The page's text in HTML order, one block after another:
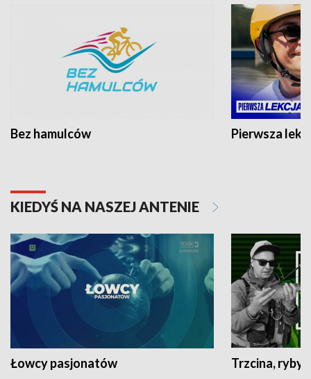
Bez hamulców Pierwsza
KIEDYŚ NA NASZEJ ANTENIE
Łowcy pasjonatów Trzcina, ryby